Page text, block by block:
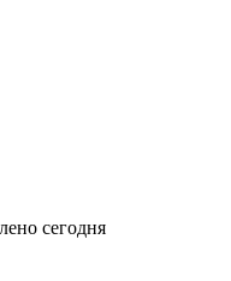
сегодня